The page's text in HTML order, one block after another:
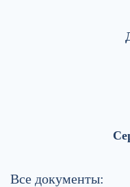
Все документы: